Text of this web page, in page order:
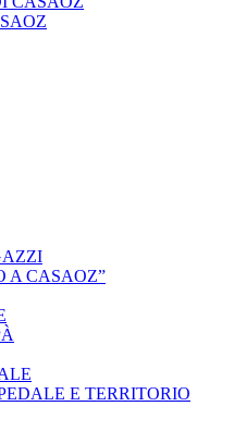
A CASAOZ”
E TERRITORIO